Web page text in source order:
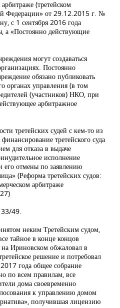
(третейском
Федерации» от 29.12.2015 г. №
с 1 сентября 2016 года
а «Постоянно действующие
могут создаваться
Постоянно
обязано публиковать
органах управления (в том
(участников) НКО, при
арбитражное
третейских судей с кем-то из
третейского суда
для отказа в выдаче
исполнение
его отмены по заявлению
(Реформа третейских судов:
арбитраже
33/49.
неким Третейским судом,
тайное в конце концов
Ириновском обжаловал в
решение и потребовал
года общее собрание
по всем правилам, все
дома своевременно
к управлению домом
получившая лицензию